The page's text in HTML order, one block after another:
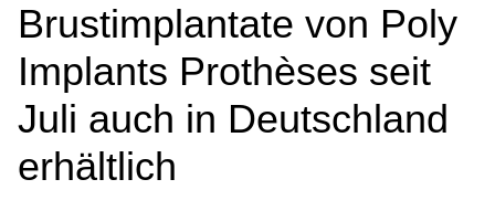
Brustimplantate von Poly
Implants Prothèses seit
Juli auch in Deutschland
erhältlich